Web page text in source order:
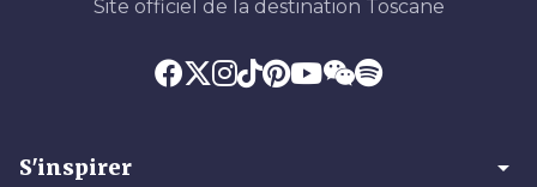
Site officiel de la destination Toscane
S'inspirer arrow_drop_down